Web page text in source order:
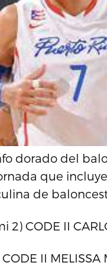
dorado del
que
de
CODE II
II MELISSA